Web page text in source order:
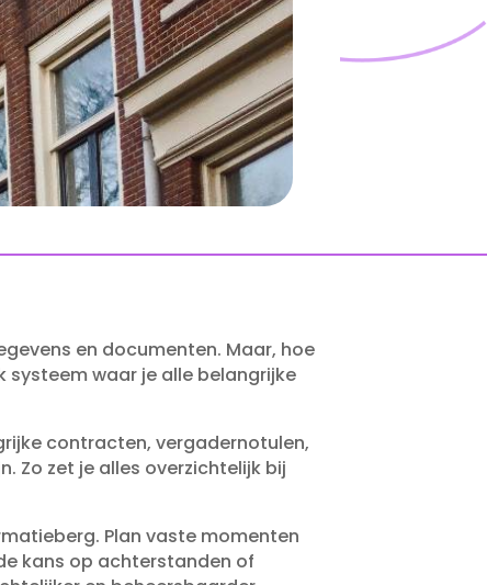
en documenten.​ Maar, hoe
systeem waar je alle belangrijke
contracten, vergadernotulen,
Zo zet je alles overzichtelijk bij
Plan vaste momenten
kans op achterstanden of